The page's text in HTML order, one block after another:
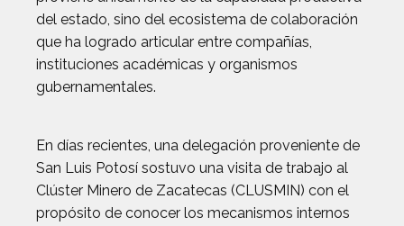
del estado, sino del ecosistema de colaboración
que ha logrado articular entre compañías,
instituciones académicas y organismos
gubernamentales.
En días recientes, una delegación proveniente de
San Luis Potosí sostuvo una visita de trabajo al
Clúster Minero de Zacatecas (CLUSMIN) con el
propósito de conocer los mecanismos internos